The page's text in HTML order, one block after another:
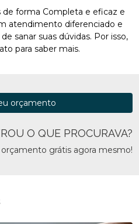
de forma Completa e eficaz e
atendimento diferenciado e
sanar suas dúvidas. Por isso,
para saber mais.
O QUE PROCURAVA?
orçamento grátis agora mesmo!
orçamento